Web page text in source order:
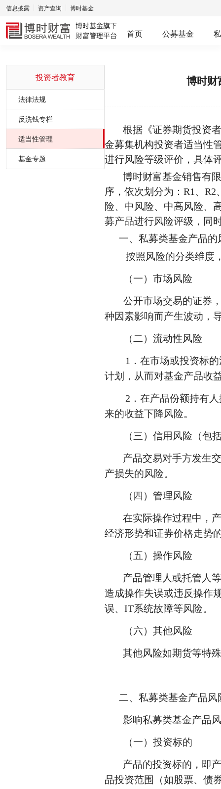
信息披露 资产查询 博时基金
首页 公募基金
投资者教育
法律法规
反洗钱专栏
适当性管理
基金专题
博时财
根据《证券期货投资
金募集机构投资者适当性
进行风险等级评价，具体
博时财富基金销售有
序，依次划分为：R1、
险、中风险、中高风险、
募产品进行风险评级，同
一、私募类基金产品的
按照风险的分类维度
（一）市场风险
公开市场交易的证券
种因素影响而产生波动，
（二）流动性风险
1．在市场或投资标
计划，从而对基金产品收
2．在产品份额持有
来的收益下降风险。
（三）信用风险（包
产品交易对手方发生
产损失的风险。
（四）管理风险
在实际操作过程中，
经济形势和证券价格走势
（五）操作风险
产品管理人或托管人
造成操作失误或违反操作
误、IT系统故障等风险。
（六）其他风险
其他风险如期货等特
二、私募类基金产品风
影响私募类基金产品
（一）投资标的
产品的投资标的，即
品投资范围（如股票、债